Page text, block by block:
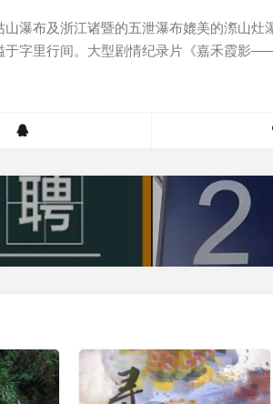
瀑布及浙江诸暨的五泄瀑布媲美的漈山
字里行间。大型剧情纪录片《嘉禾霞影